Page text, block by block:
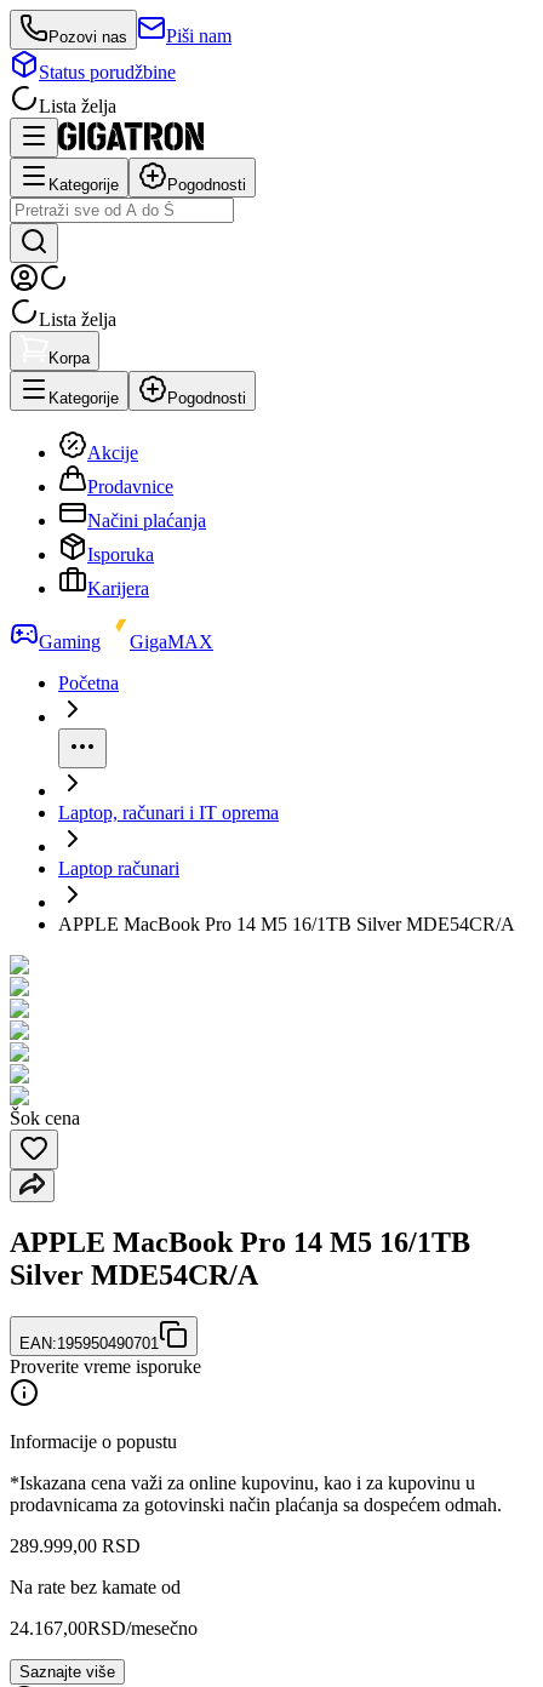
Pozovi nas
Piši nam
Status porudžbine
Lista želja
Kategorije Pogodnosti
Lista želja
Korpa
Kategorije Pogodnosti
Akcije
Prodavnice
Načini plaćanja
Isporuka
Karijera
Gaming
GigaMAX
Početna
Laptop, računari i IT oprema
Laptop računari
APPLE MacBook Pro 14 M5 16/1TB Silver MDE54CR/A
Šok cena
APPLE MacBook Pro 14 M5 16/1TB
Silver MDE54CR/A
EAN:195950490701
Proverite vreme isporuke
Informacije o popustu
*Iskazana cena važi za online kupovinu, kao i za kupovinu u
prodavnicama za gotovinski način plaćanja sa dospećem odmah.
289.999,00 RSD
Na rate bez kamate od
24.167,00RSD/mesečno
Saznajte više